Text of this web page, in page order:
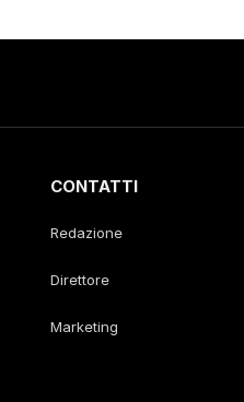
CONTATTI
Redazione
Direttore
Marketing